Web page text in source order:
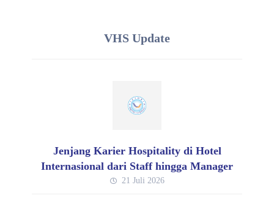
VHS Update
Jenjang Karier Hospitality di Hotel
Internasional dari Staff hingga Manager
21 Juli 2026